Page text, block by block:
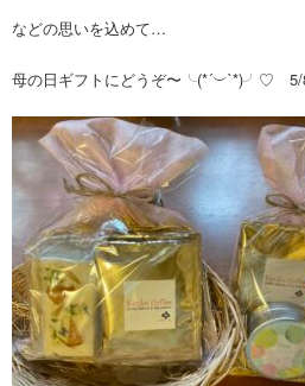
などの思いを込めて…
母の日ギフトにどうぞ〜╰(*´︶`*)╯♡ 5/